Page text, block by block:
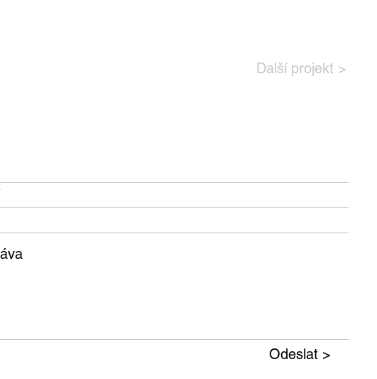
Další projekt >
Odeslat >